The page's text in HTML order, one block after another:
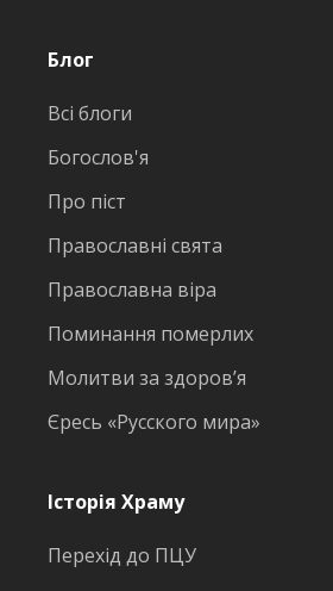
Блог
Всі блоги
Богослов'я
Про піст
Православні свята
Православна віра
Поминання померлих
Молитви за здоров’я
Єресь «Русского мира»
Історія Храму
Перехід до ПЦУ